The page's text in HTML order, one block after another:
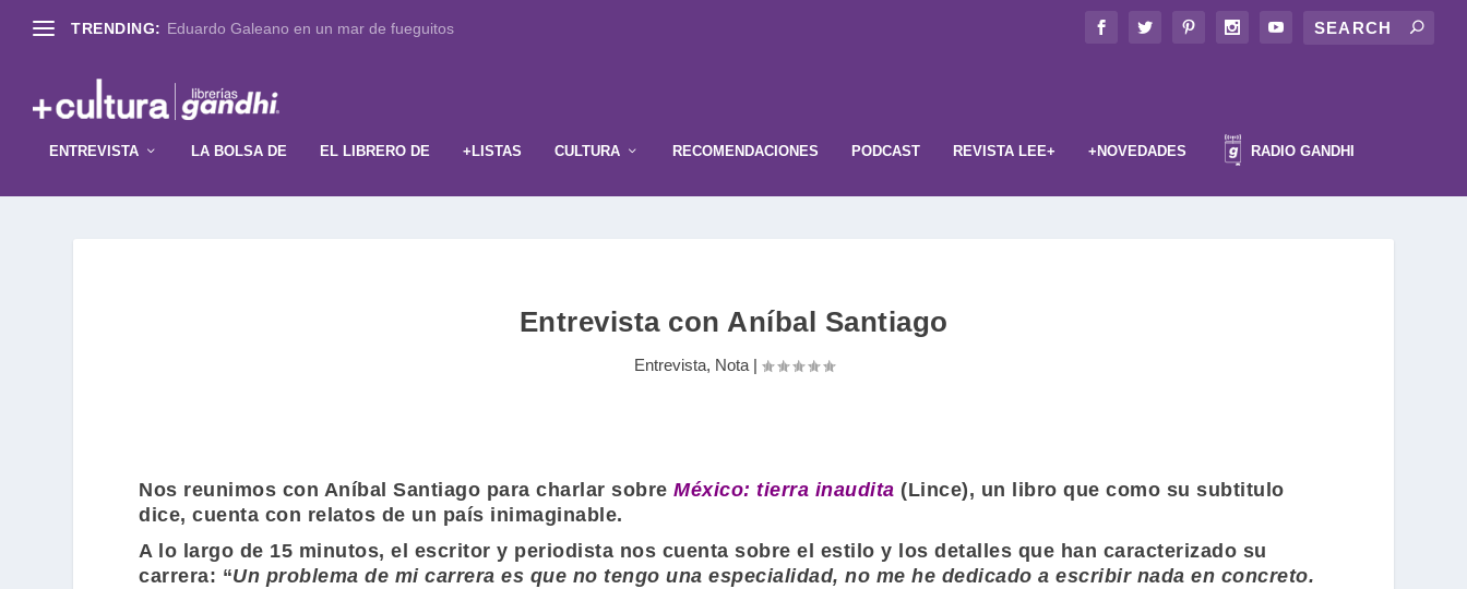
TRENDING: Eduardo Galeano en un mar de fueguitos
ENTREVISTA LA BOLSA DE EL LIBRERO DE +LISTAS CULTURA RECOMENDACIONES PODCAST REVISTA LEE+ +NOVEDADES RADIO GANDHI
Entrevista con Aníbal Santiago
Entrevista, Nota|
Nos reunimos con Aníbal Santiago para charlar sobreMéxico: tierra inaudita (Lince), un libro que como su subtitulo
dice, cuenta con relatos de un país inimaginable.
A lo largo de 15 minutos, el escritor y periodista nos cuenta sobre el estilo y los detalles que han caracterizado su
carrera: “Un problema de mi carrera es que no tengo una especialidad, no me he dedicado a escribir nada en concreto.